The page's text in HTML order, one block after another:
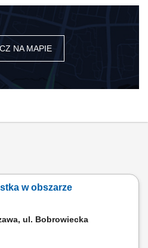
NA MAPIE
w obszarze
ul. Bobrowiecka